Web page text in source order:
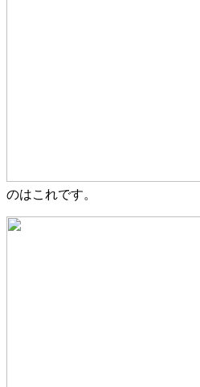
のはこれです。